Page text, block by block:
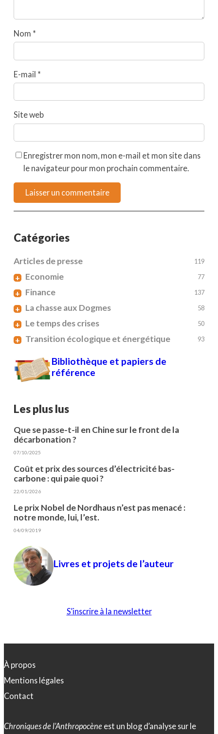
Nom *
E-mail *
Site web
Enregistrer mon nom, mon e-mail et mon site dans
le navigateur pour mon prochain commentaire.
Catégories
Articles de presse 119
+ Economie 77
+ Finance 137
+ La chasse aux Dogmes 58
+ Le temps des crises 50
+ Transition écologique et énergétique 93
Bibliothèque et papiers de
référence
Les plus lus
Que se passe-t-il en Chine sur le front de la
décarbonation ?
07/10/2025
Coût et prix des sources d’électricité bas-
carbone : qui paie quoi ?
22/01/2026
Le prix Nobel de Nordhaus n’est pas menacé :
notre monde, lui, l’est.
04/09/2019
Livres et projets de l’auteur
S’inscrire à la newsletter
À propos
Mentions légales
Contact
Chroniques de l’Anthropocène est un blog d’analyse sur le